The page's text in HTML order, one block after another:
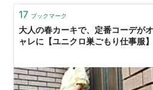
ルインワンやワンピース…
17 ブックマーク
大人の春カーキで、定番コーデが
ャレに【ユニクロ巣ごもり仕事服】